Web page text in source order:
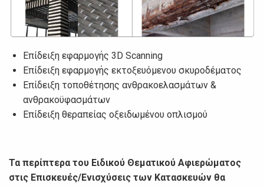
Επίδειξη εφαρμογής 3D Scanning
Επίδειξη εφαρμογής εκτοξευόμενου σκυροδέματος
Επίδειξη τοποθέτησης ανθρακοελασμάτων &
ανθρακοϋφασμάτων
Επίδειξη θεραπείας οξειδωμένου οπλισμού
Τα περίπτερα του Ειδικού Θεματικού Αφιερώματος
στις Επισκευές/Ενισχύσεις των Κατασκευών θα